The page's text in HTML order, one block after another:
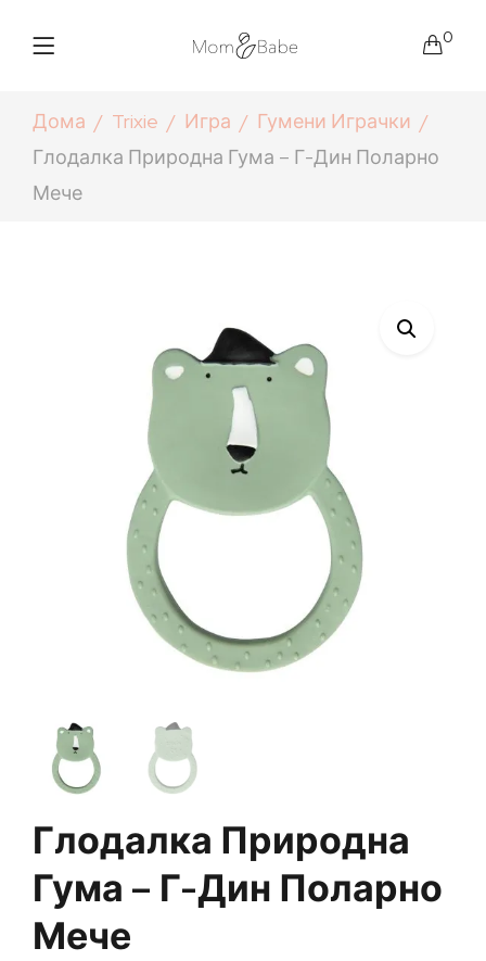
0
Дома Trixie Игра
Гумени Играчки
Глодалка Природна Гума – Г-Дин Поларно
Мече
Глодалка Природна
Гума – Г-Дин Поларно
Мече